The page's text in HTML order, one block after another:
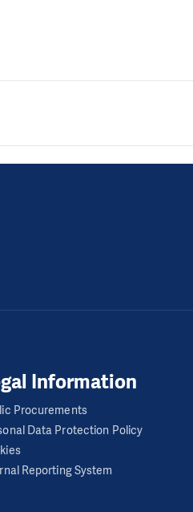
Information
Procurements
Data Protection Policy
Reporting System